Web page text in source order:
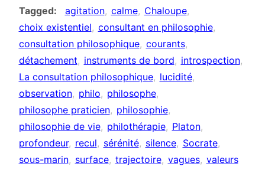
Tagged agitation calme
Chaloupe
choix existentiel consultant en philosophie
consultation philosophique courants
détachement
instruments de bord
introspection
La consultation philosophique
lucidité
observation
philo
philosophe
philosophe praticien
philosophie
philosophie de vie
philothérapie
Platon
profondeur
recul sérénité silence
Socrate
sous-marin
surface trajectoire vagues valeurs